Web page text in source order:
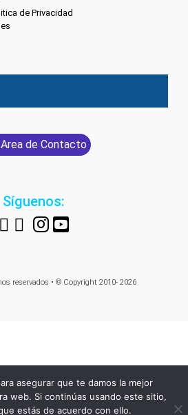
de Privacidad
de Contacto
Síguenos:
reservados • © Copyright 2010- 2026
asegurar que te damos la mejor
web. Si continúas usando este sitio,
estás de acuerdo con ello.